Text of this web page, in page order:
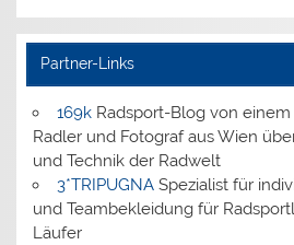
Partner-Links
169kRadsport-Blog von
Radler und Fotograf aus Wien
und Technik der Radwelt
3*TRIPUGNASpezialist für
und Teambekleidung für
Läufer